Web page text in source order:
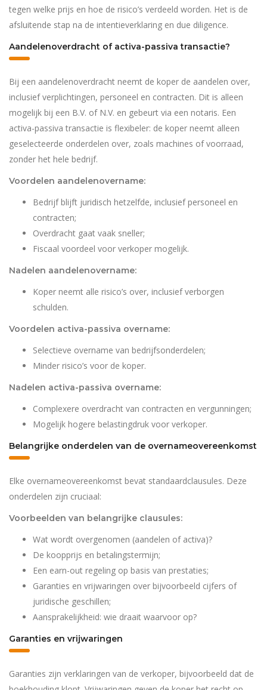
tegen welke prijs en hoe de risico’s verdeeld worden. Het is de
afsluitende stap na de intentieverklaring en due diligence.
Aandelenoverdracht of activa-passiva transactie?
Bij een aandelenoverdracht neemt de koper de aandelen over,
inclusief verplichtingen, personeel en contracten. Dit is alleen
mogelijk bij een B.V. of N.V. en gebeurt via een notaris. Een
activa-passiva transactie is flexibeler: de koper neemt alleen
geselecteerde onderdelen over, zoals machines of voorraad,
zonder het hele bedrijf.
Voordelen aandelenovername:
Bedrijf blijft juridisch hetzelfde, inclusief personeel en
contracten;
Overdracht gaat vaak sneller;
Fiscaal voordeel voor verkoper mogelijk.
Nadelen aandelenovername:
Koper neemt alle risico’s over, inclusief verborgen
schulden.
Voordelen activa-passiva overname:
Selectieve overname van bedrijfsonderdelen;
Minder risico’s voor de koper.
Nadelen activa-passiva overname:
Complexere overdracht van contracten en vergunningen;
Mogelijk hogere belastingdruk voor verkoper.
Belangrijke onderdelen van de overnameovereenkomst
Elke overnameovereenkomst bevat standaardclausules. Deze
onderdelen zijn cruciaal:
Voorbeelden van belangrijke clausules:
Wat wordt overgenomen (aandelen of activa)?
De koopprijs en betalingstermijn;
Een earn-out regeling op basis van prestaties;
Garanties en vrijwaringen over bijvoorbeeld cijfers of
juridische geschillen;
Aansprakelijkheid: wie draait waarvoor op?
Garanties en vrijwaringen
Garanties zijn verklaringen van de verkoper, bijvoorbeeld dat de